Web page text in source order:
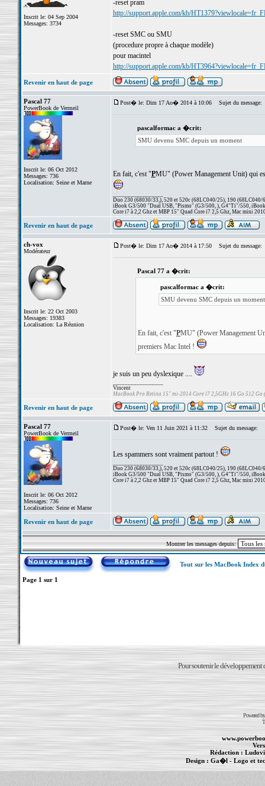
Inscrit le: 04 Sep 2004
Messages: 3734
-reset pram
http://support.apple.com/kb/
-reset SMC ou SMU
(procedure propre à chaque modèle)
pour macintel
http://support.apple.com/kb/
Revenir en haut de page
Pascal 77
PowerBook de Vermeil
Inscrit le: 06 Oct 2012
Messages: 736
Localisation: Seine et Marne
Post� le: Dim 17 Ao� 2014 à 10:06 Sujet du message:
pascalformac a �crit:
SMU devenu SMC depuis un moment
En fait, c'est "PMU" (Power Management Unit) qui
Duo 230 (68030/33,), 520 et 520c (68LC040/25), 190 (68LC040/
iBook G3/500 "Dual USB, "Pismo" (G3/500, ), G4"Ti"/550,
Core i7 à 2,2 Ghz et MBP 15" Quad Core i7 2,5 Ghz, Mac mini
Revenir en haut de page
ch-vox
Modérateur
Inscrit le: 22 Oct 2003
Messages: 19383
Localisation: La Réunion
Post� le: Dim 17 Ao� 2014 à 17:50 Sujet du message:
Pascal 77 a �crit:
pascalformac a �crit:
SMU devenu SMC depuis un moment
En fait, c'est "PMU" (Power Management
premiers Mac Intel !
je suis un peu dyslexique ....
Vincent
MacBook Pro Retina 15" mi-2014 Core i7 2,5GHz 16 Go 512 Go
Revenir en haut de page
Pascal 77
PowerBook de Vermeil
Inscrit le: 06 Oct 2012
Messages: 736
Localisation: Seine et Marne
Post� le: Ven 11 Juin 2021 à 11:32 Sujet du message:
Les spammers sont vraiment partout !
Duo 230 (68030/33,), 520 et 520c (68LC040/25), 190 (68LC040/
iBook G3/500 "Dual USB, "Pismo" (G3/500, ), G4"Ti"/550,
Core i7 à 2,2 Ghz et MBP 15" Quad Core i7 2,5 Ghz, Mac mini
Revenir en haut de page
Montrer les messages depuis:
Tout sur les MacBook Index
Page 1 sur 1
Pour soutenir le développement
Powered
Rédaction :
Design : Ga�l- Logo et